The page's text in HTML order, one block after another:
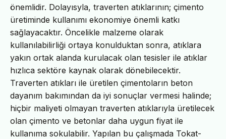
önemlidir. Dolayısyla, traverten atıklarının; çimento
üretiminde kullanımı ekonomiye önemli katkı
sağlayacaktır. Öncelikle malzeme olarak
kullanılabilirliği ortaya konulduktan sonra, atıklara
yakın ortak alanda kurulacak olan tesisler ile atıklar
hızlıca sektöre kaynak olarak dönebilecektir.
Traverten atıkları ile üretilen çimentoların beton
dayanım bakımından da iyi sonuçlar vermesi halinde;
hiçbir maliyeti olmayan traverten atıklarıyla üretilecek
olan çimento ve betonlar daha uygun fiyat ile
kullanıma sokulabilir. Yapılan bu çalışmada Tokat-